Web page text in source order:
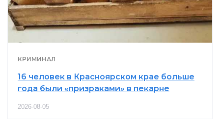
КРИМИНАЛ
16 человек в Красноярском крае больше
года были «призраками» в пекарне
2026-08-05